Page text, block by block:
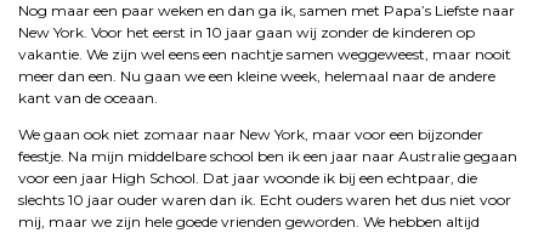
Nog maar een paar weken en dan ga ik, samen met Papa’s Liefste naar
New York. Voor het eerst in 10 jaar gaan wij zonder de kinderen op
vakantie. We zijn wel eens een nachtje samen weggeweest, maar nooit
meer dan een. Nu gaan we een kleine week, helemaal naar de andere
kant van de oceaan.
We gaan ook niet zomaar naar New York, maar voor een bijzonder
feestje. Na mijn middelbare school ben ik een jaar naar Australie gegaan
voor een jaar High School. Dat jaar woonde ik bij een echtpaar, die
slechts 10 jaar ouder waren dan ik. Echt ouders waren het dus niet voor
mij, maar we zijn hele goede vrienden geworden. We hebben altijd